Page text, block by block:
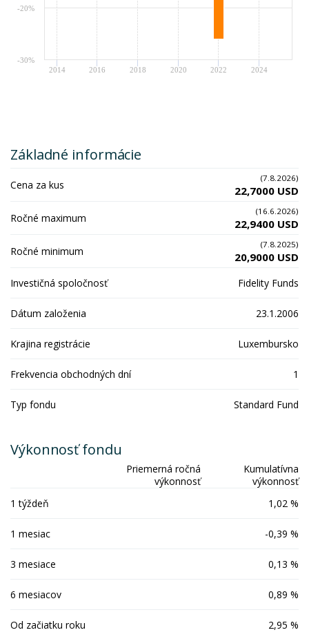
2014 2016 2018 2020 2022 2024
-30%
-20%
Základné informácie
Cena za kus (7.8.2026)
22,7000 USD
Ročné maximum (16.6.2026)
22,9400 USD
Ročné minimum (7.8.2025)
20,9000 USD
Investičná spoločnosť Fidelity Funds
Dátum založenia 23.1.2006
Krajina registrácie Luxembursko
Frekvencia obchodných dní 1
Typ fondu Standard Fund
Výkonnosť fondu
Priemerná ročná
výkonnosť
Kumulatívna
výkonnosť
1 týždeň
1,02 %
1 mesiac -0,39 %
3 mesiace 0,13 %
6 mesiacov 0,89 %
Od začiatku roku 2,95 %